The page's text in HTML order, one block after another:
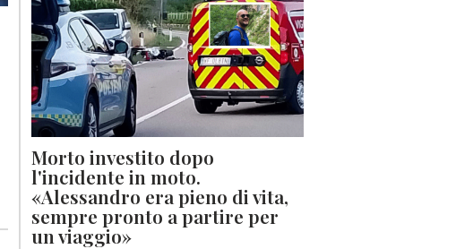
Morto investito dopo
l'incidente in moto.
«Alessandro era pieno di vita,
sempre pronto a partire per
un viaggio»